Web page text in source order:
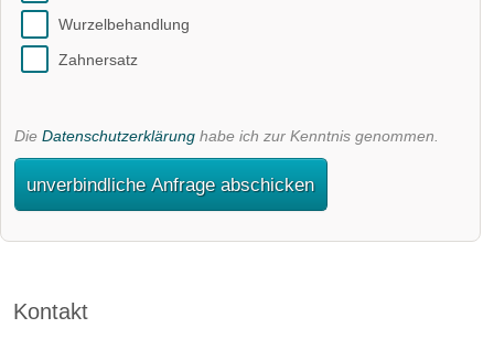
Wurzelbehandlung
Zahnersatz
Die Datenschutzerklärung habe ich zur Kenntnis genommen.
unverbindliche Anfrage abschicken
Kontakt